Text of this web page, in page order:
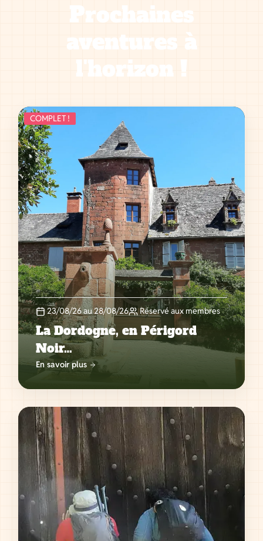
Prochaines
aventures à
l'horizon !
COMPLET !
23/08/26 au 28/08/26 Réservé aux membres
La Dordogne, en Périgord
Noir…
En savoir plus